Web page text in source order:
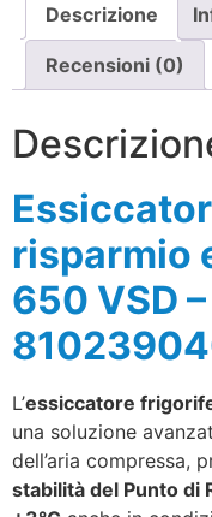
Descrizione
Recensioni (0)
risparmio
650 VSD
L’essiccatore
una soluzione
dell’aria compressa,
stabilità del Punto di